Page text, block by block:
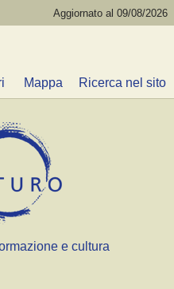
Aggiornato al 09/08/2026
Mappa Ricerca nel sito
e cultura